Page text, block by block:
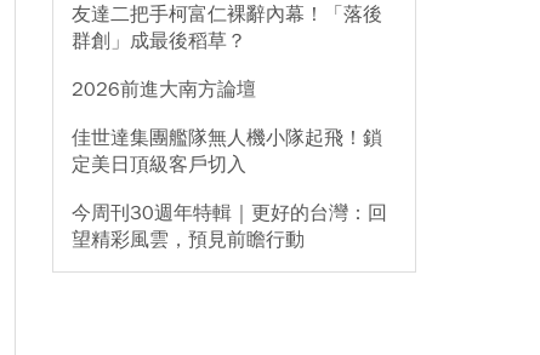
友達二把手柯富仁裸辭內幕！「落後
群創」成最後稻草？
2026前進大南方論壇
佳世達集團艦隊無人機小隊起飛！鎖
定美日頂級客戶切入
今周刊30週年特輯｜更好的台灣：回
望精彩風雲，預見前瞻行動